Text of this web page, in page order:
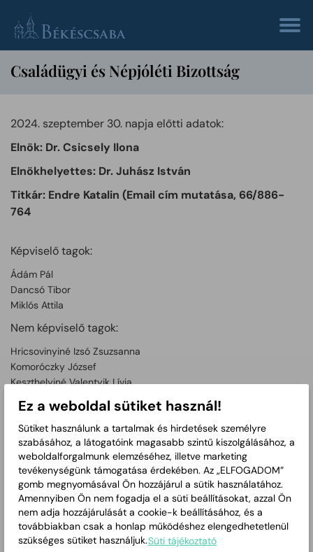
Családügyi és Népjóléti Bizottság
2024. szeptember 30. napja előtti adatok:
Elnök: Dr. Csicsely Ilona
Elnökhelyettes: Dr. Juhász István
Titkár: Endre Katalin (Email cím mutatása, 66/886-
764
Képviselő tagok:
Ádám Pál
Dancsó Tibor
Miklós Attila
Nem képviselő tagok:
Hricsovinyiné Izsó Zsuzsanna
Komoróczky József
Keszthelyiné Valentyik Lívia
Dr. Sajben Andrea
Családügyi és Népjóléti Bizottság 2019-2024.
Ez a weboldal sütiket használ!
Sütiket használunk a tartalmak és hirdetések személyre
szabásához, a látogatóink magasabb szintű kiszolgálásához, a
weboldalforgalmunk elemzéséhez, illetve marketing
tevékenységünk támogatása érdekében. Az „ELFOGADOM”
gomb megnyomásával Ön hozzájárul a sütik használatához.
Amennyiben Ön nem fogadja el a süti beállításokat, azzal Ön
nem adja hozzájárulását a cookie-k beállításához, és a
továbbiakban csak a honlap működéshez elengedhetetlenül
szükséges sütiket használjuk.Süti tájékoztató